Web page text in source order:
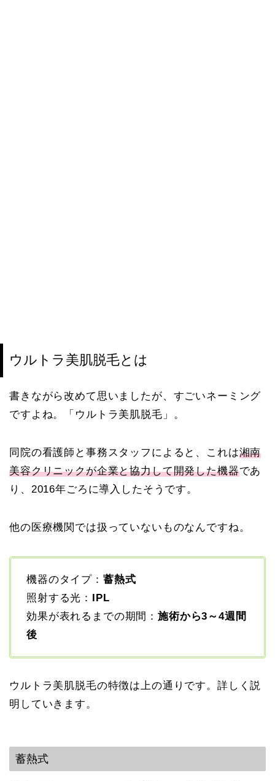
ウルトラ美肌脱毛とは
書きながら改めて思いましたが、すごいネーミング
ですよね。「ウルトラ美肌脱毛」。
同院の看護師と事務スタッフによると、これは湘南
美容クリニックが企業と協力して開発した機器であ
り、2016年ごろに導入したそうです。
他の医療機関では扱っていないものなんですね。
機器のタイプ： 蓄熱式
照射する光： IPL
効果が表れるまでの期間：施術から3～4週間
後
ウルトラ美肌脱毛の特徴は上の通りです。詳しく説
明していきます。
蓄熱式